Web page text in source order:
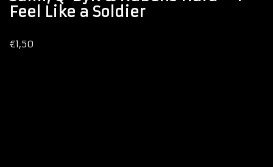
Feel Like a Soldier
€1,50